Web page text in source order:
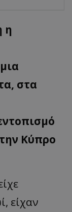
η
στα
Κύπρο
είχαν